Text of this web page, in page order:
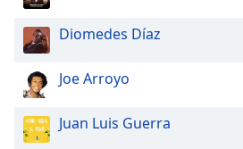
Diomedes Díaz
Joe Arroyo
Juan Luis Guerra